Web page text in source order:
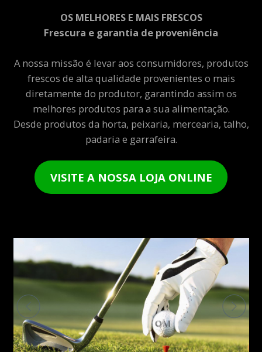
OS MELHORES E MAIS FRESCOS
Frescura e garantia de proveniência
A nossa missão é levar aos consumidores, produtos
frescos de alta qualidade provenientes o mais
diretamente do produtor, garantindo assim os
melhores produtos para a sua alimentação.
Desde produtos da horta, peixaria, mercearia, talho,
padaria e garrafeira.
VISITE A NOSSA LOJA ONLINE